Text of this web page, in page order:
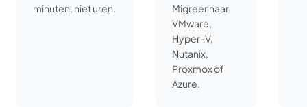
minuten, niet uren.
Migreer naar
VMware,
Hyper-V,
Nutanix,
Proxmox of
Azure.